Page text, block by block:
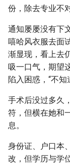
份，除去专业不
通知屡屡没有下
嘻哈风衣服去面
渐显现，看上去
吸一口气，期望
陷入困惑，“不
手术后没过多久
符，但横在她和
息。
身份证、户口本
改，但学历与学